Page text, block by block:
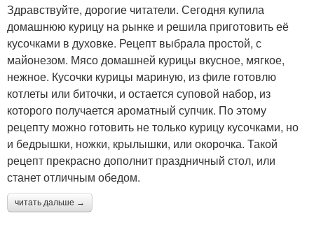
Здравствуйте, дорогие читатели. Сегодня купила
домашнюю курицу на рынке и решила приготовить её
кусочками в духовке. Рецепт выбрала простой, с
майонезом. Мясо домашней курицы вкусное, мягкое,
нежное. Кусочки курицы мариную, из филе готовлю
котлеты или биточки, и остается суповой набор, из
которого получается ароматный супчик. По этому
рецепту можно готовить не только курицу кусочками, но
и бедрышки, ножки, крылышки, или окорочка. Такой
рецепт прекрасно дополнит праздничный стол, или
станет отличным обедом.
читать дальше →